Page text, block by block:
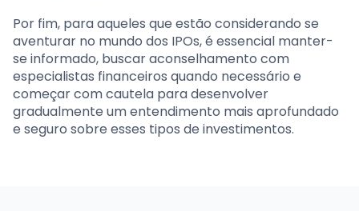
Por fim, para aqueles que estão considerando se
aventurar no mundo dos IPOs, é essencial manter-
se informado, buscar aconselhamento com
especialistas financeiros quando necessário e
começar com cautela para desenvolver
gradualmente um entendimento mais aprofundado
e seguro sobre esses tipos de investimentos.